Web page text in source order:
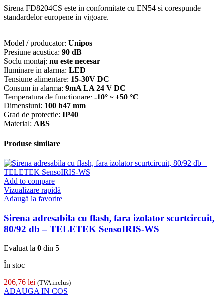
Sirena FD8204CS este in conformitate cu EN54 si corespunde
standardelor europene in vigoare.
Model / producator: Unipos
Presiune acustica: 90 dB
Soclu montaj: nu este necesar
Iluminare in alarma: LED
Tensiune alimentare: 15-30V DC
Consum in alarma: 9mA LA 24 V DC
Temperatura de functionare: -10° ~ +50 °C
Dimensiuni: 100 h47 mm
Grad de protectie: IP40
Material: ABS
Produse similare
Add to compare
Vizualizare rapidă
Adaugă la favorite
Sirena adresabila cu flash, fara izolator scurtcircuit,
80/92 db – TELETEK SensoIRIS-WS
Evaluat la 0 din 5
În stoc
206,76 lei (TVA inclus)
ADAUGA IN COS